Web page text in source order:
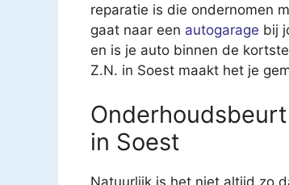
reparatie is die ondernomen
gaat naar een autogarage bij
en is je auto binnen de
Z.N. in Soest maakt het je
in Soest